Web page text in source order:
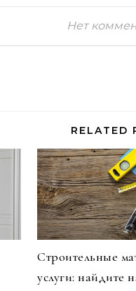
Нет
RELATED
Строительные
услуги: найдите